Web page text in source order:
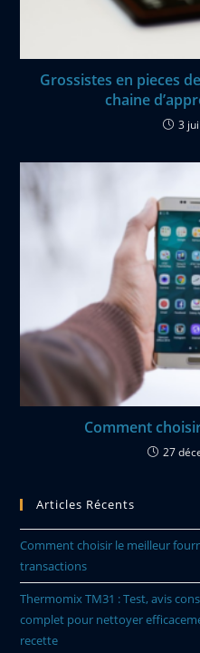
Grossistes en pieces
chaine
3
Comment
27
Articles Récents
Comment choisir le meilleur
transactions
Thermomix TM31 : Test, avis
complet pour nettoyer
recette